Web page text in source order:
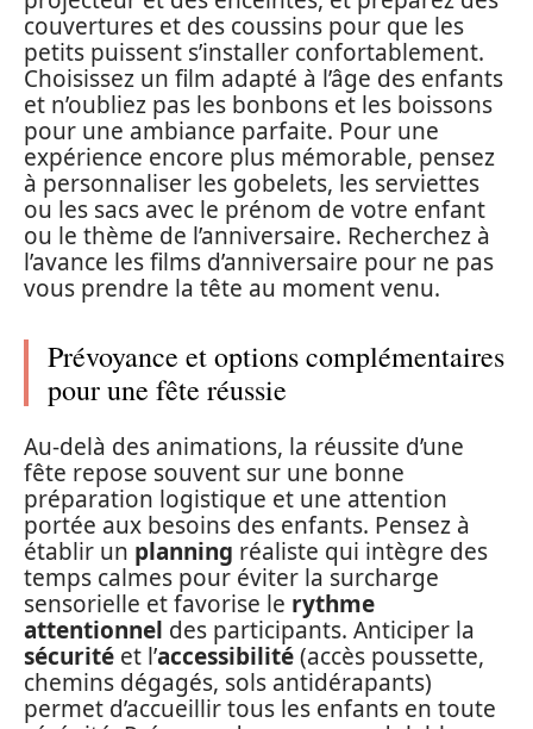
couvertures et des coussins pour que les
petits puissent s’installer confortablement.
Choisissez un film adapté à l’âge des enfants
et n’oubliez pas les bonbons et les boissons
pour une ambiance parfaite. Pour une
expérience encore plus mémorable, pensez
à personnaliser les gobelets, les serviettes
ou les sacs avec le prénom de votre enfant
ou le thème de l’anniversaire. Recherchez à
l’avance les films d’anniversaire pour ne pas
vous prendre la tête au moment venu.
Prévoyance et options complémentaires
pour une fête réussie
Au-delà des animations, la réussite d’une
fête repose souvent sur une bonne
préparation logistique et une attention
portée aux besoins des enfants. Pensez à
établir un planning réaliste qui intègre des
temps calmes pour éviter la surcharge
sensorielle et favorise le rythme
attentionnel des participants. Anticiper la
sécurité et l’accessibilité(accès poussette,
chemins dégagés, sols antidérapants)
permet d’accueillir tous les enfants en toute